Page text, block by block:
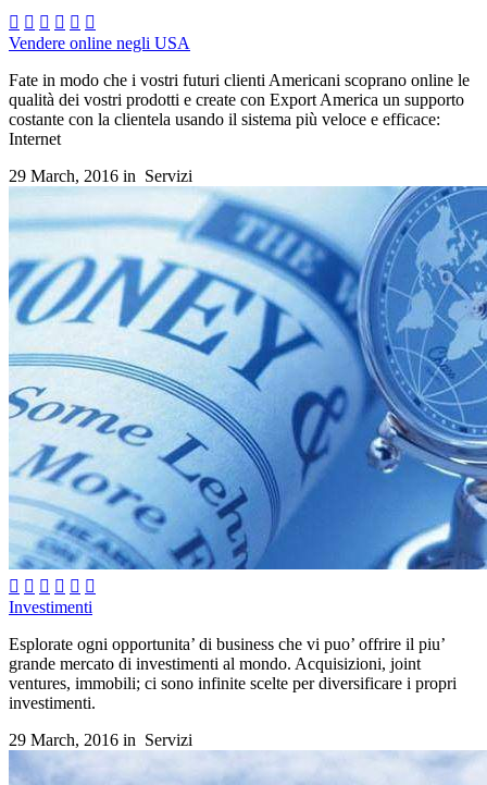
     
Vendere online negli USA
Fate in modo che i vostri futuri clienti Americani scoprano online le
qualità dei vostri prodotti e create con Export America un supporto
costante con la clientela usando il sistema più veloce e efficace:
Internet
29 March, 2016 in Servizi
     
Investimenti
Esplorate ogni opportunita’ di business che vi puo’ offrire il piu’
grande mercato di investimenti al mondo. Acquisizioni, joint
ventures, immobili; ci sono infinite scelte per diversificare i propri
investimenti.
29 March, 2016 in Servizi